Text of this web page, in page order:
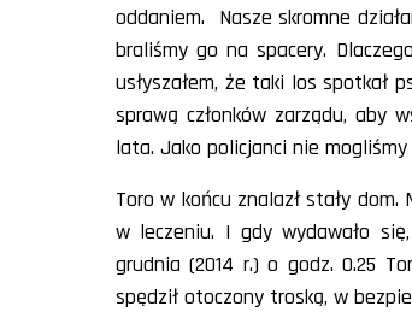
oddaniem. Nasze skromne
braliśmy go na spacery.
usłyszałem, że taki los spotkał
sprawą członków zarządu, aby
lata. Jako policjanci nie mogliśmy
Toro w końcu znalazł stały
w leczeniu. I gdy wydawało
grudnia (2014 r.) o godz. 0.25
spędził otoczony troską, w